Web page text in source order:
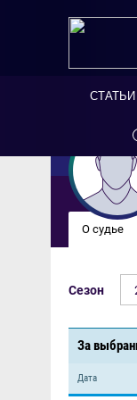
СТАТЬИ
О судье
Сезон
За
Дата